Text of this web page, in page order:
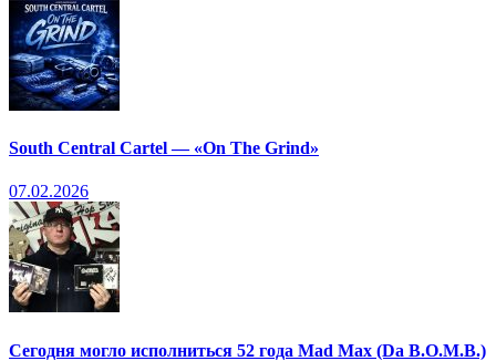
South Central Cartel — «On The Grind»
07.02.2026
Сегодня могло исполниться 52 года Mad Max (Da B.O.M.B.)